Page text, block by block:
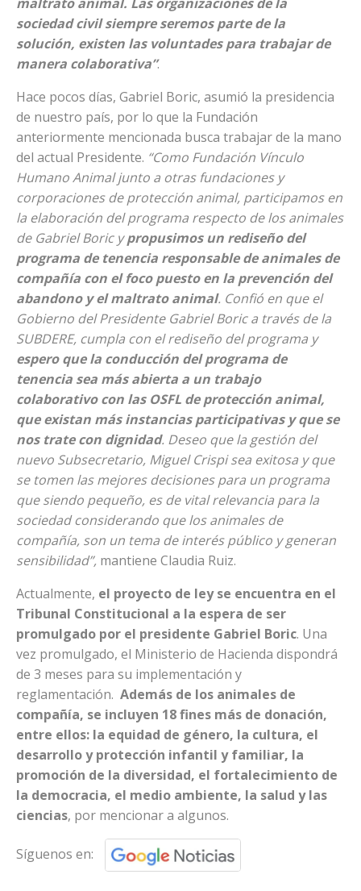
sociedad civil siempre seremos parte de la
solución, existen las voluntades para trabajar de
manera colaborativa”.
Hace pocos días, Gabriel Boric, asumió la presidencia
de nuestro país, por lo que la Fundación
anteriormente mencionada busca trabajar de la mano
del actual Presidente. “Como Fundación Vínculo
Humano Animal junto a otras fundaciones y
corporaciones de protección animal, participamos en
la elaboración del programa respecto de los animales
de Gabriel Boric ypropusimos un rediseño del
programa de tenencia responsable de animales de
compañía con el foco puesto en la prevención del
abandono y el maltrato animal. Confió en que el
Gobierno del Presidente Gabriel Boric a través de la
SUBDERE, cumpla con el rediseño del programa y
espero que la conducción del programa de
tenencia sea más abierta a un trabajo
colaborativo con las OSFL de protección animal,
que existan más instancias participativas y que se
nos trate con dignidad. Deseo que la gestión del
nuevo Subsecretario, Miguel Crispi sea exitosa y que
se tomen las mejores decisiones para un programa
que siendo pequeño, es de vital relevancia para la
sociedad considerando que los animales de
compañía, son un tema de interés público y generan
sensibilidad”, mantiene Claudia Ruiz.
Actualmente, el proyecto de ley se encuentra en el
Tribunal Constitucional a la espera de ser
promulgado por el presidente Gabriel Boric. Una
vez promulgado, el Ministerio de Hacienda dispondrá
de 3 meses para su implementación y
reglamentación. Además de los animales de
compañía, se incluyen 18 fines más de donación,
entre ellos: la equidad de género, la cultura, el
desarrollo y protección infantil y familiar, la
promoción de la diversidad, el fortalecimiento de
la democracia, el medio ambiente, la salud y las
ciencias, por mencionar a algunos.
Síguenos en: